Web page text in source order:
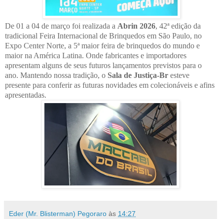
De 01 a 04 de março foi realizada a Abrin 2026, 42ª edição da
tradicional Feira Internacional de Brinquedos em São Paulo, no
Expo Center Norte, a 5ª maior feira de brinquedos do mundo e
maior na América Latina. Onde fabricantes e importadores
apresentam alguns de seus futuros lançamentos previstos para o
ano. Mantendo nossa tradição, o Sala de Justiça-Br esteve
presente para conferir as futuras novidades em colecionáveis e afins
apresentadas.
Eder (Mr. Blisterman) Pegoraro às 14:27